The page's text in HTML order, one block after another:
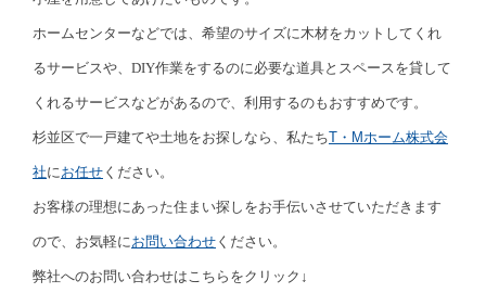
ホームセンターなどでは、希望のサイズに木材をカットしてくれ
るサービスや、DIY作業をするのに必要な道具とスペースを貸して
くれるサービスなどがあるので、利用するのもおすすめです。
杉並区で一戸建てや土地をお探しなら、私たちT・Mホーム株式会
社にお任せ ください。
お客様の理想にあった住まい探しをお手伝いさせていただきます
ので、お気軽にお問い合わせ ください。
弊社へのお問い合わせはこちらをクリック↓